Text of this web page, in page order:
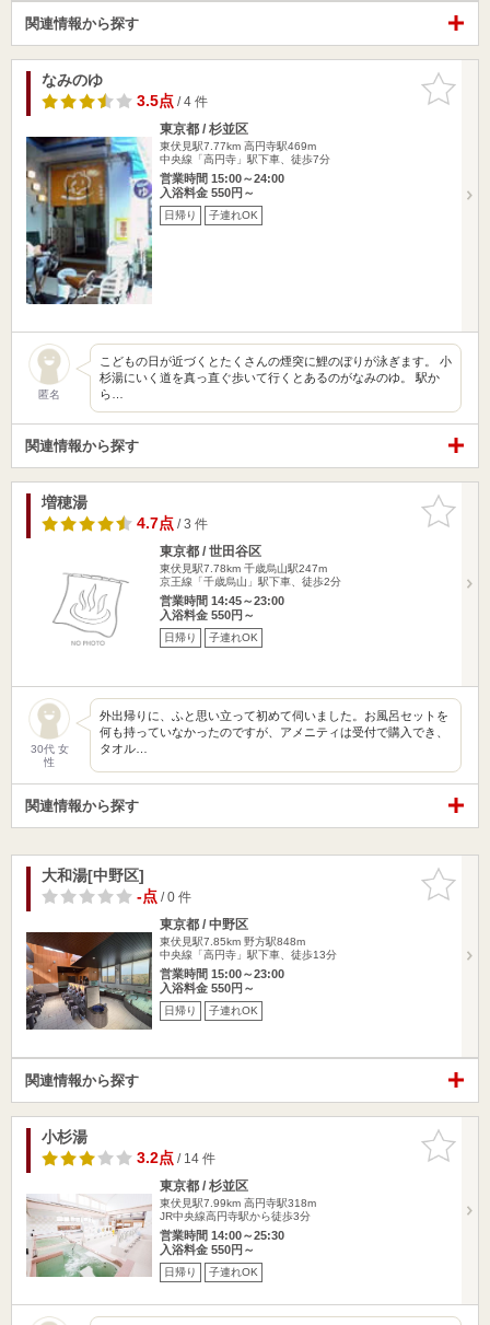
関連情報から探す
お気に入
りに追加
なみのゆ
3.5点/ 4 件
東京都 / 杉並区
東伏見駅7.77km 高円寺駅469m
中央線「高円寺」駅下車、徒歩7分
営業時間 15:00～24:00
入浴料金 550円～
日帰り 子連れOK
匿名
こどもの日が近づくとたくさんの煙突に鯉のぼりが泳ぎます。 小
杉湯にいく道を真っ直ぐ歩いて行くとあるのがなみのゆ。 駅か
ら…
関連情報から探す
お気に入
りに追加
増穂湯
4.7点/ 3 件
東京都 / 世田谷区
東伏見駅7.78km 千歳烏山駅247m
京王線「千歳烏山」駅下車、徒歩2分
営業時間 14:45～23:00
入浴料金 550円～
日帰り 子連れOK
30代 女
性
外出帰りに、ふと思い立って初めて伺いました。お風呂セットを
何も持っていなかったのですが、アメニティは受付で購入でき、
タオル…
関連情報から探す
お気に入
りに追加
大和湯[中野区]
-点/ 0 件
東京都 / 中野区
東伏見駅7.85km 野方駅848m
中央線「高円寺」駅下車、徒歩13分
営業時間 15:00～23:00
入浴料金 550円～
日帰り 子連れOK
関連情報から探す
お気に入
りに追加
小杉湯
3.2点/ 14 件
東京都 / 杉並区
東伏見駅7.99km 高円寺駅318m
JR中央線高円寺駅から徒歩3分
営業時間 14:00～25:30
入浴料金 550円～
日帰り 子連れOK